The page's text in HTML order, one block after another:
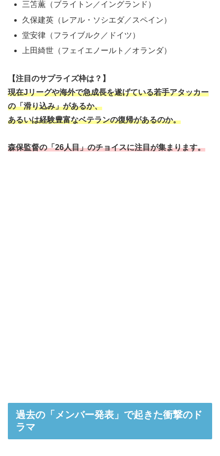
三笘薫（ブライトン／イングランド）
久保建英（レアル・ソシエダ／スペイン）
堂安律（フライブルク／ドイツ）
上田綺世（フェイエノールト／オランダ）
【注目のサプライズ枠は？】
現在Jリーグや海外で急成長を遂げている若手アタッカー
の「滑り込み」があるか、
あるいは経験豊富なベテランの復帰があるのか。
森保監督の「26人目」のチョイスに注目が集まります。
過去の「メンバー発表」で起きた衝撃のド
ラマ